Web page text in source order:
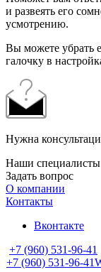
и развеять его
усмотрению.
Вы можете убрать
галочку в
Нужна
Наши
Задать вопрос
О компании
Контакты
Вконтакте
+7 (960) 531-96-41
+7 (960) 531-96-41